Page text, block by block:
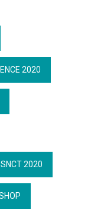
2020
SNCT 2020